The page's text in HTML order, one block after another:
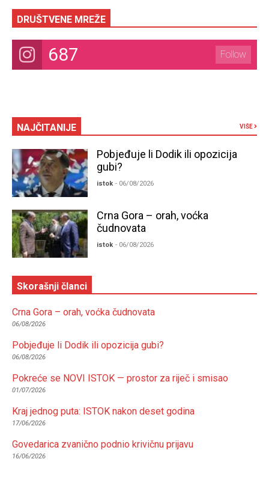
DRUŠTVENE MREŽE
687 Follow
NAJČITANIJE VIŠE
Pobjeđuje li Dodik ili opozicija
gubi?
istok - 06/08/2026
Crna Gora – orah, voćka
čudnovata
istok - 06/08/2026
Skorašnji članci
Crna Gora – orah, voćka čudnovata
06/08/2026
Pobjeđuje li Dodik ili opozicija gubi?
06/08/2026
Pokreće se NOVI ISTOK — prostor za riječ i smisao
01/07/2026
Kraj jednog puta: ISTOK nakon deset godina
17/06/2026
Govedarica zvanično podnio krivičnu prijavu
16/06/2026